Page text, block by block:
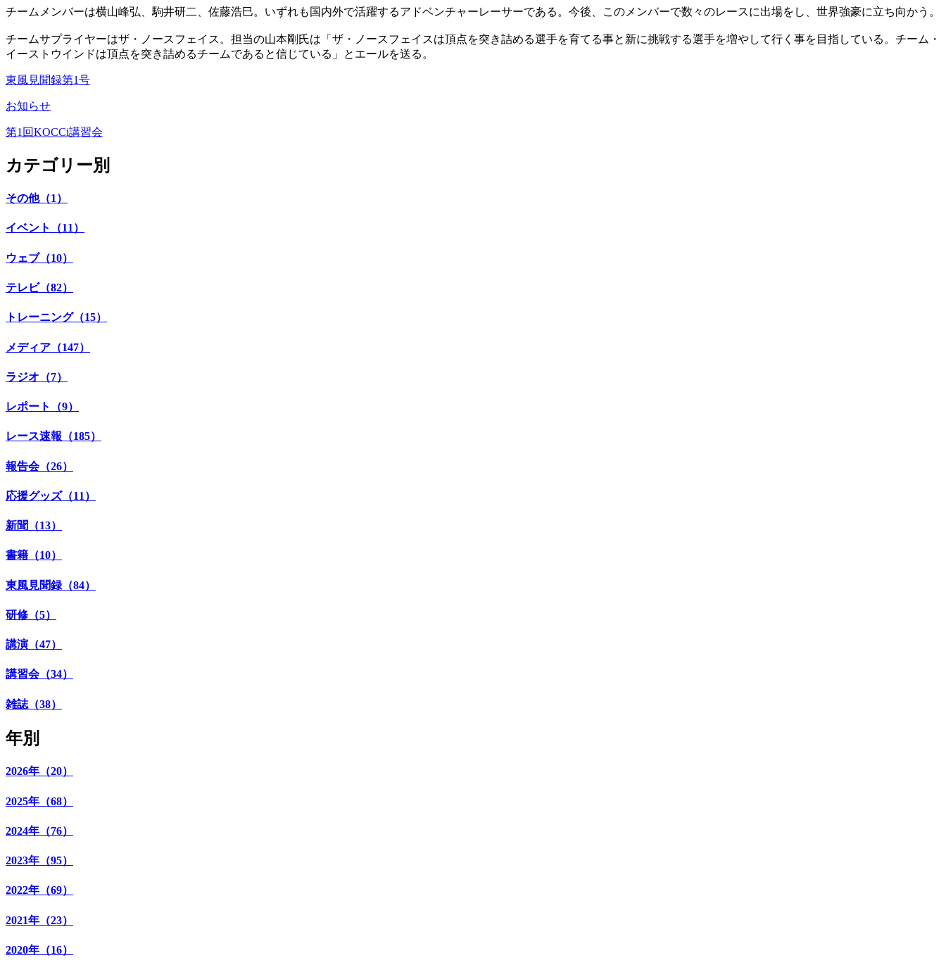
チームメンバーは横山峰弘、駒井研二、佐藤浩巳。いずれも国内外で活躍するアドベンチャーレーサーである。今後、このメンバーで数々のレースに出場をし、世界強豪に立ち向かう。
チームサプライヤーはザ・ノースフェイス。担当の山本剛氏は「ザ・ノースフェイスは頂点を突き詰める選手を育てる事と新に挑戦する選手を増やして行く事を目指している。チーム・
イーストウインドは頂点を突き詰めるチームであると信じている」とエールを送る。
東風見聞録第1号
お知らせ
第1回KOCCi講習会
カテゴリー別
その他（1）
イベント（11）
ウェブ（10）
テレビ（82）
トレーニング（15）
メディア（147）
ラジオ（7）
レポート（9）
レース速報（185）
報告会（26）
応援グッズ（11）
新聞（13）
書籍（10）
東風見聞録（84）
研修（5）
講演（47）
講習会（34）
雑誌（38）
年別
2026年（20）
2025年（68）
2024年（76）
2023年（95）
2022年（69）
2021年（23）
2020年（16）